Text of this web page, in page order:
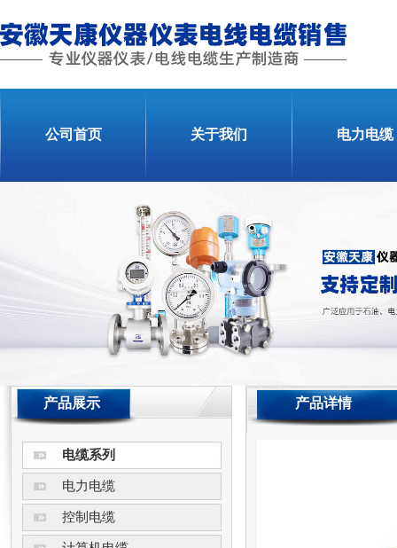
公司首页 关于我们 电力电缆
产品展示
电缆系列
电力电缆
控制电缆
产品详情